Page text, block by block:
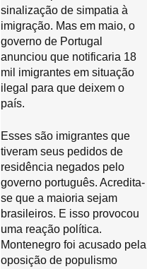
sinalização de simpatia à
imigração. Mas em maio, o
governo de Portugal
anunciou que notificaria 18
mil imigrantes em situação
ilegal para que deixem o
país.
Esses são imigrantes que
tiveram seus pedidos de
residência negados pelo
governo português. Acredita-
se que a maioria sejam
brasileiros. E isso provocou
uma reação política.
Montenegro foi acusado pela
oposição de populismo